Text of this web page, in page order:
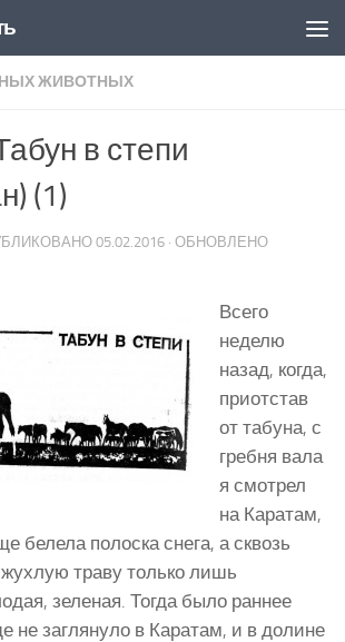
ЖИВОТНЫХ
в степи
(1)
05.02.2016 · ОБНОВЛЕНО
Всего
неделю
назад, когда,
приотстав
от табуна, с
гребня вала
я смотрел
на Каратам,
белела полоска снега, а сквозь
траву только лишь
зеленая. Тогда было раннее
не заглянуло в Каратам, и в долине